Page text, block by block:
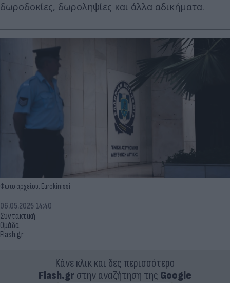
δωροδοκίες, δωροληψίες και άλλα αδικήματα.
Φωτο αρχείου: Eurokinissi
Συντακτική
Ομάδα
Flash.gr
06.05.2025 14:40
Κάνε κλικ και δες περισσότερο
Flash.grστην αναζήτηση της Google